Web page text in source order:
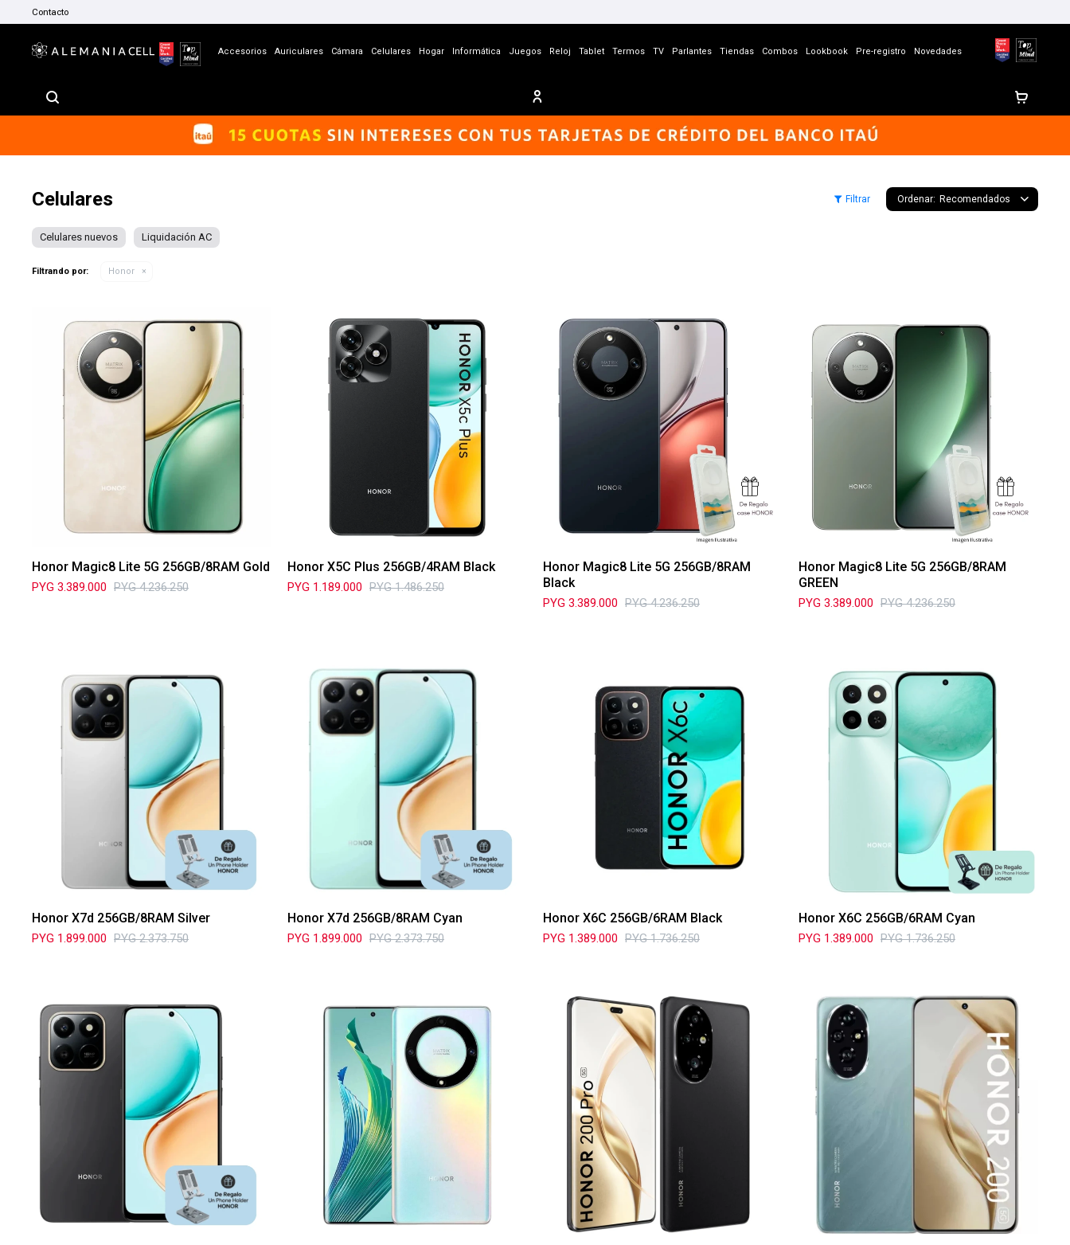
Accesorios Auriculares Cámara Celulares Hogar Informática Juegos Reloj Tablet Termos TV Parlantes Tiendas Combos Lookbook Pre-registro Novedades
Contacto
Celulares Recomendados
Celulares nuevos Liquidación AC
Filtrando por: Honor
Honor Magic8 Lite 5G 256GB/8RAM Gold
PYG 3.389.000 PYG 4.236.250
Honor X5C Plus 256GB/4RAM Black
PYG 1.189.000 PYG 1.486.250
Honor Magic8 Lite 5G 256GB/8RAM
Black
PYG 3.389.000 PYG 4.236.250
Honor Magic8 Lite 5G 256GB/8RAM
GREEN
PYG 3.389.000 PYG 4.236.250
Honor X7d 256GB/8RAM Silver
PYG 1.899.000 PYG 2.373.750
Honor X7d 256GB/8RAM Cyan
PYG 1.899.000 PYG 2.373.750
Honor X6C 256GB/6RAM Black
PYG 1.389.000 PYG 1.736.250
Honor X6C 256GB/6RAM Cyan
PYG 1.389.000 PYG 1.736.250